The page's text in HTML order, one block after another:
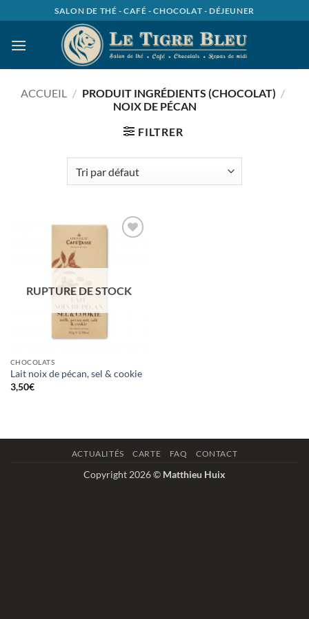
au
contenu
SALON DE THÉ - CAFÉ - CHOCOLAT - DÉJEUNER
ACCUEIL / PRODUIT INGRÉDIENTS (CHOCOLAT) /
NOIX DE PÉCAN
FILTRER
RUPTURE DE STOCK
CHOCOLATS
Lait noix de pécan, sel & cookie
3,50€
ACTUALITÉS CARTE FAQ CONTACT
Copyright 2026 © Matthieu Huix